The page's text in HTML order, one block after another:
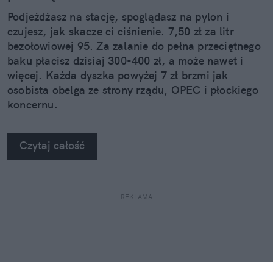
Podjeżdżasz na stację, spoglądasz na pylon i
czujesz, jak skacze ci ciśnienie. 7,50 zł za litr
bezołowiowej 95. Za zalanie do pełna przeciętnego
baku płacisz dzisiaj 300-400 zł, a może nawet i
więcej. Każda dyszka powyżej 7 zł brzmi jak
osobista obelga ze strony rządu, OPEC i płockiego
koncernu.
Czytaj całość
REKLAMA